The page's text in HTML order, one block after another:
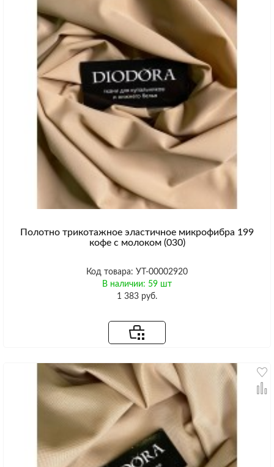
Полотно трикотажное эластичное микрофибра 199
кофе с молоком (030)
Код товара: УТ-00002920
В наличии: 59 шт
1 383 руб.